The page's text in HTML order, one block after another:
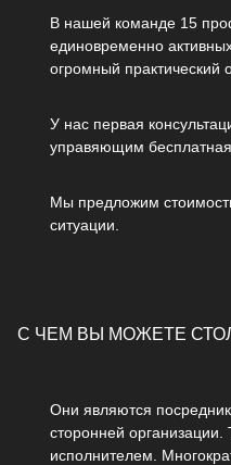
В нашей команде 15
единовременно
огромный практический
У нас первая
управяющим
Мы предложим
ситуации.
С ЧЕМ ВЫ МОЖЕТЕ
Они являются
сторонней организации.
исполнителем.